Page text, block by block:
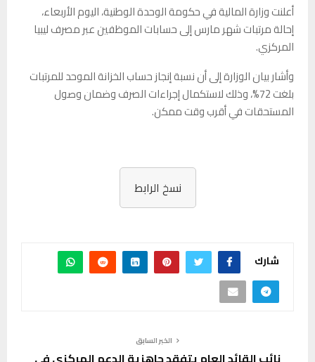
أعلنت وزارة المالية في حكومة الوحدة الوطنية، اليوم الأربعاء،
إحالة مرتبات شهر مارس إلى حسابات الموظفين عبر مصرف ليبيا
المركزي.
وأشار بيان الوزارة إلى أن نسبة إنجاز حساب الخزانة الموحد للمرتبات
بلغت 72%، وذلك لاستكمال إجراءات الصرف وضمان وصول
المستحقات في أقرب وقت ممكن.
نسخ الرابط
شارك
الخبر السابق